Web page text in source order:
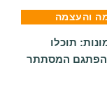
והעצמה
תוכלו
הפתגם המסתתר